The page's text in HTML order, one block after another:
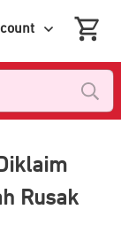
Rusak